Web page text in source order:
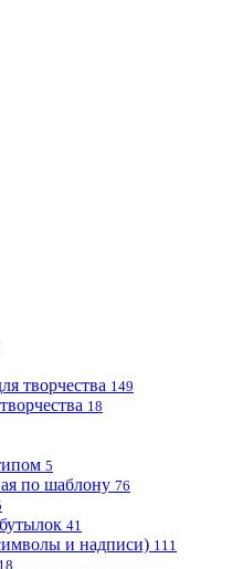
творчества 149
18
5
по шаблону 76
41
и надписи) 111
18